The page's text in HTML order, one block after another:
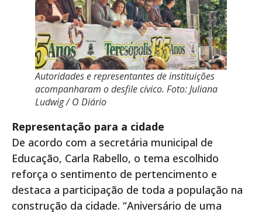
Autoridades e representantes de instituições
acompanharam o desfile cívico. Foto: Juliana
Ludwig / O Diário
Representação para a cidade
De acordo com a secretária municipal de
Educação, Carla Rabello, o tema escolhido
reforça o sentimento de pertencimento e
destaca a participação de toda a população na
construção da cidade. “Aniversário de uma